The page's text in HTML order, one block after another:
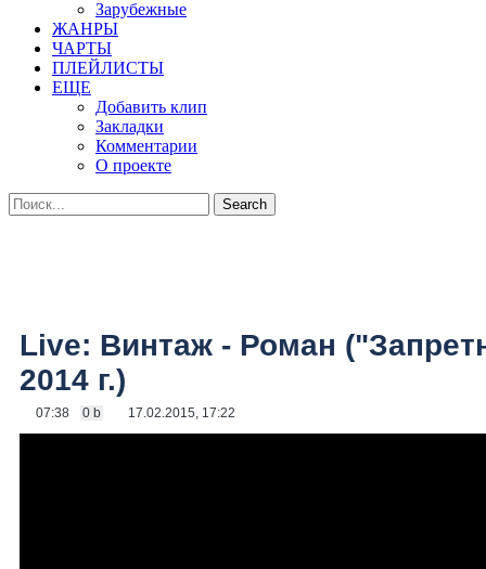
Зарубежные
ЖАНРЫ
ЧАРТЫ
ПЛЕЙЛИСТЫ
ЕЩЕ
Добавить клип
Закладки
Комментарии
О проекте
Live: Винтаж - Роман
2014 г.)
07:38 0 b 17.02.2015, 17:22